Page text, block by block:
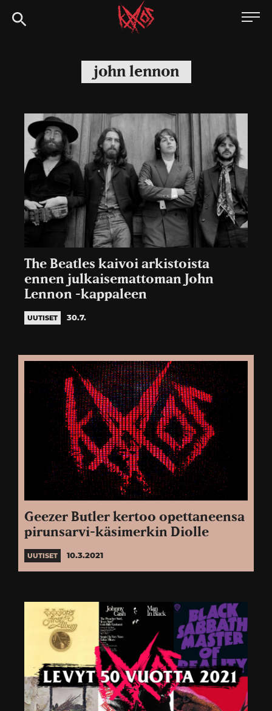
Siirry
suoraan
Kaaoszine
john lennon
The Beatles kaivoi arkistoista
ennen julkaisemattoman John
Lennon -kappaleen
UUTISET 30.7.
Geezer Butler kertoo opettaneensa
pirunsarvi-käsimerkin Diolle
UUTISET 10.3.2021